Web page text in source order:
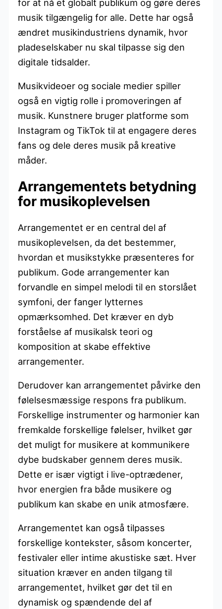
for at nå et globalt publikum og gøre deres
musik tilgængelig for alle. Dette har også
ændret musikindustriens dynamik, hvor
pladeselskaber nu skal tilpasse sig den
digitale tidsalder.
Musikvideoer og sociale medier spiller
også en vigtig rolle i promoveringen af
musik. Kunstnere bruger platforme som
Instagram og TikTok til at engagere deres
fans og dele deres musik på kreative
måder.
Arrangementets betydning
for musikoplevelsen
Arrangementet er en central del af
musikoplevelsen, da det bestemmer,
hvordan et musikstykke præsenteres for
publikum. Gode arrangementer kan
forvandle en simpel melodi til en storslået
symfoni, der fanger lytternes
opmærksomhed. Det kræver en dyb
forståelse af musikalsk teori og
komposition at skabe effektive
arrangementer.
Derudover kan arrangementet påvirke den
følelsesmæssige respons fra publikum.
Forskellige instrumenter og harmonier kan
fremkalde forskellige følelser, hvilket gør
det muligt for musikere at kommunikere
dybe budskaber gennem deres musik.
Dette er især vigtigt i live-optrædener,
hvor energien fra både musikere og
publikum kan skabe en unik atmosfære.
Arrangementet kan også tilpasses
forskellige kontekster, såsom koncerter,
festivaler eller intime akustiske sæt. Hver
situation kræver en anden tilgang til
arrangementet, hvilket gør det til en
dynamisk og spændende del af